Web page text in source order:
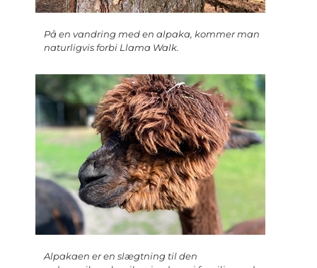
På en vandring med en alpaka, kommer man
naturligvis forbi Llama Walk.
Alpakaen er en slægtning til den